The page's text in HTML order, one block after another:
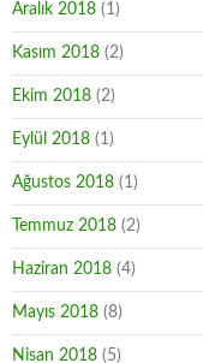
Aralık 2018 (1)
Kasım 2018 (2)
Ekim 2018 (2)
Eylül 2018 (1)
Ağustos 2018 (1)
Temmuz 2018 (2)
Haziran 2018 (4)
Mayıs 2018 (8)
Nisan 2018 (5)